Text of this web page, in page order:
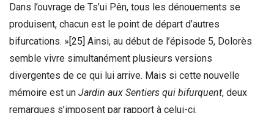
Dans l’ouvrage de Ts’ui Pên, tous les dénouements se
produisent, chacun est le point de départ d’autres
bifurcations. »[25] Ainsi, au début de l’épisode 5, Dolorès
semble vivre simultanément plusieurs versions
divergentes de ce qui lui arrive. Mais si cette nouvelle
mémoire est un Jardin aux Sentiers qui bifurquent, deux
remarques s’imposent par rapport à celui-ci.